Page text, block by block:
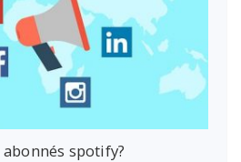
spotify?